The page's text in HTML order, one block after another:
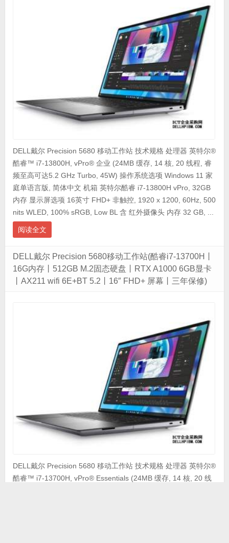
DELL戴尔 Precision 5680 移动工作站 技术规格 处理器 英特尔®
酷睿™ i7-13800H, vPro® 企业 (24MB 缓存, 14 核, 20 线程, 睿
频至高可达5.2 GHz Turbo, 45W) 操作系统选项 Windows 11 家
庭单语言版, 简体中文 机箱 英特尔酷睿 i7-13800H vPro, 32GB
内存 显示屏选项 16英寸 FHD+ 非触控, 1920 x 1200, 60Hz, 500
nits WLED, 100% sRGB, Low BL 含 红外摄像头 内存 32 GB, ...
阅读全文
DELL戴尔 Precision 5680移动工作站(酷睿i7-13700H丨
16G内存丨512GB M.2固态硬盘丨RTX A1000 6GB显卡
丨AX211 wifi 6E+BT 5.2丨16″ FHD+ 屏幕丨三年保修)
DELL戴尔 Precision 5680 移动工作站 技术规格 处理器 英特尔®
酷睿™ i7-13700H, vPro® Essentials (24MB 缓存, 14 核, 20 线